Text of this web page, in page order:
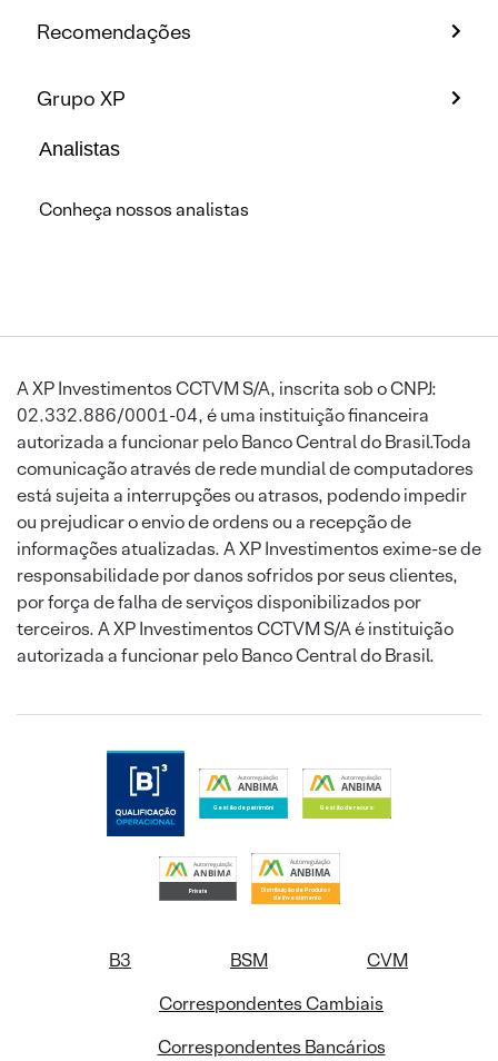
Recomendações
Grupo XP
Analistas
Conheça nossos analistas
A XP Investimentos CCTVM S/A, inscrita sob o CNPJ:
02.332.886/0001-04, é uma instituição financeira
autorizada a funcionar pelo Banco Central do Brasil.Toda
comunicação através de rede mundial de computadores
está sujeita a interrupções ou atrasos, podendo impedir
ou prejudicar o envio de ordens ou a recepção de
informações atualizadas. A XP Investimentos exime-se de
responsabilidade por danos sofridos por seus clientes,
por força de falha de serviços disponibilizados por
terceiros. A XP Investimentos CCTVM S/A é instituição
autorizada a funcionar pelo Banco Central do Brasil.
B3 BSM
CVM
Correspondentes Cambiais
Correspondentes Bancários